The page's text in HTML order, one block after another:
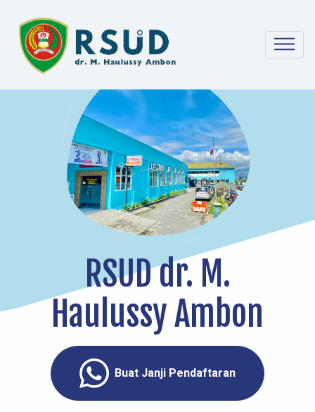
RSUD dr. M.
Haulussy Ambon
Buat Janji Pendaftaran